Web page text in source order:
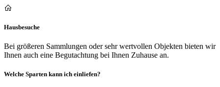
Hausbesuche
Bei größeren Sammlungen oder sehr wertvollen Objekten bieten wir
Ihnen auch eine Begutachtung bei Ihnen Zuhause an.
Welche Sparten kann ich einliefen?